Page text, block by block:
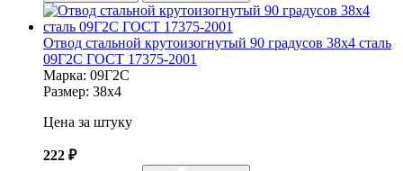
Отвод стальной крутоизогнутый 90 градусов 38х4 сталь
09Г2С ГОСТ 17375-2001
Марка: 09Г2С
Размер: 38х4
Цена за штуку
222 ₽